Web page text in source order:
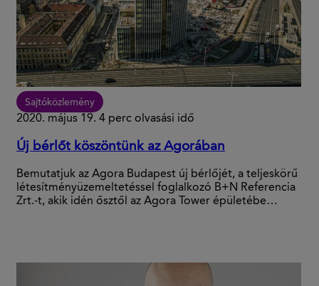
Sajtóközlemény
2020. május 19. 4 perc olvasási idő
Új bérlőt köszöntünk az Agorában
Bemutatjuk az Agora Budapest új bérlőjét, a teljeskörű
létesítményüzemeltetéssel foglalkozó B+N Referencia
Zrt.-t, akik idén ősztől az Agora Tower épületébe…